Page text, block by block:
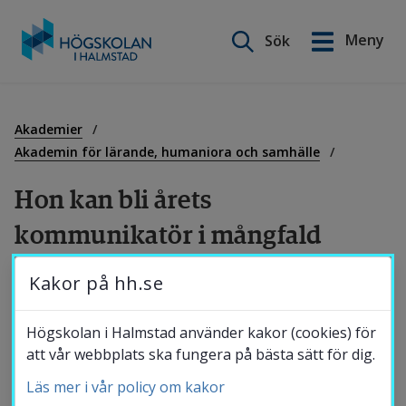
innehåll
Sök
Meny
Akademier
Akademin för lärande, humaniora och samhälle
Hon kan bli årets
kommunikatör i mångfald
Frida Stranne, docent i freds- och
utvecklingsforskning vid Högskolan i
Halmstad, är nominerad i kategorin ”årets
kommunikationspris” bland annat för
podden USA & Co. Utmärkelsen är en av flera
English
Utbildning
Forskning
Samverkan
Om Högskolan
Kakor på hh.se
Högskolan i Halmstad använder kakor (cookies) för
att vår webbplats ska fungera på bästa sätt för dig.
Läs mer i vår policy om kakor